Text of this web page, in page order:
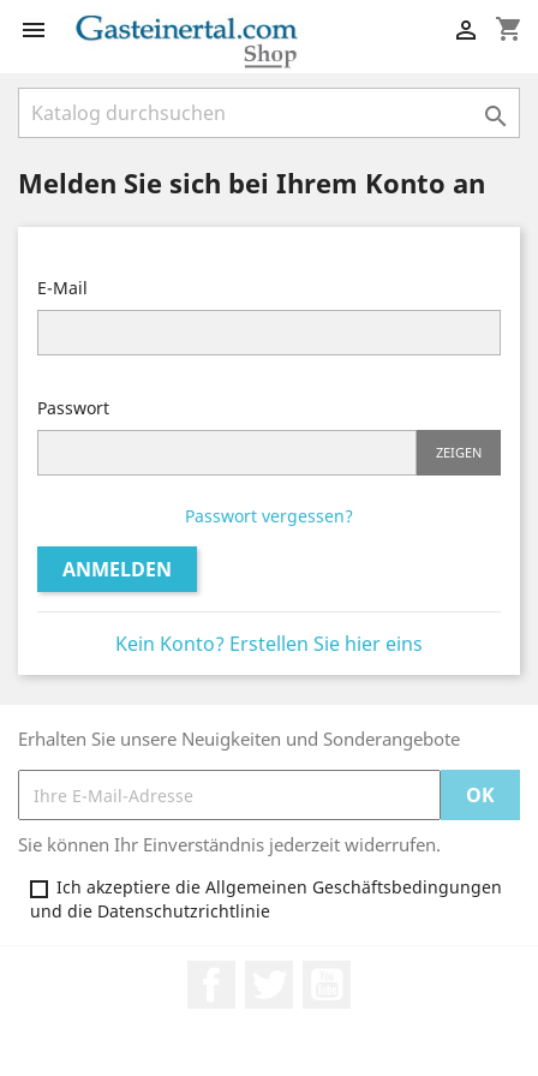
 shopping_cart


Melden Sie sich bei Ihrem Konto an
E-Mail
Passwort
ZEIGEN
Passwort vergessen?
ANMELDEN
Kein Konto? Erstellen Sie hier eins
Erhalten Sie unsere Neuigkeiten und Sonderangebote
Sie können Ihr Einverständnis jederzeit widerrufen.
Ich akzeptiere die Allgemeinen Geschäftsbedingungen
und die Datenschutzrichtlinie